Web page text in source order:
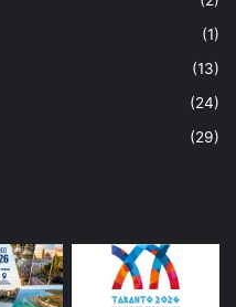
(1)
(13)
(24)
(29)